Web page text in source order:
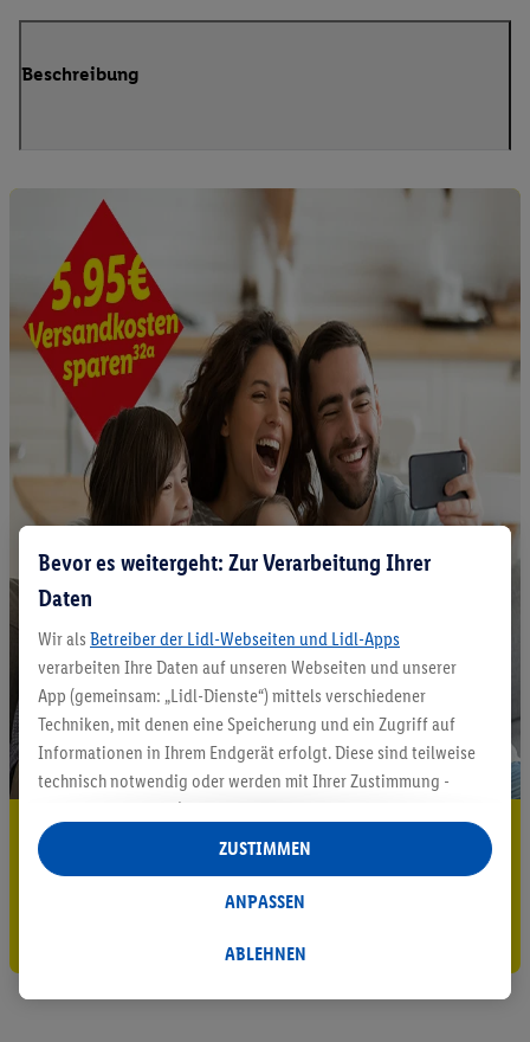
Beschreibung
5.95 € Versand sparen³²ᵃ
Jetzt zum Newsletter anmelden
Bevor es weitergeht: Zur Verarbeitung Ihrer
Daten
Wir als Betreiber der Lidl-Webseiten und Lidl-Apps
verarbeiten Ihre Daten auf unseren Webseiten und unserer
App (gemeinsam: „Lidl-Dienste“) mittels verschiedener
Techniken, mit denen eine Speicherung und ein Zugriff auf
Informationen in Ihrem Endgerät erfolgt. Diese sind teilweise
technisch notwendig oder werden mit Ihrer Zustimmung -
auch durch Partner (u.a.
Verantwortliche; im Zusammenhang mit dem IAB TCF
insgesamt
Statistik-Erstellung oder für personalisierte Werbung
Datenverarbeitungen für personalisierte Werbung werden
ABLEHNEN
ANPASSEN
ZUSTIMMEN